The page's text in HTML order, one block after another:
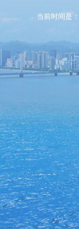
当前时间是